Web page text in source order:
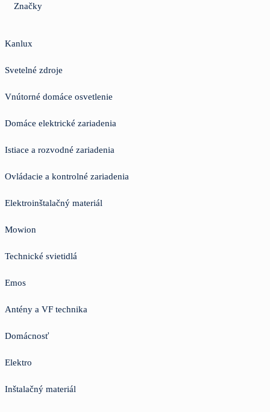
Značky
Kanlux
Svetelné zdroje
Vnútorné domáce osvetlenie
Domáce elektrické zariadenia
Istiace a rozvodné zariadenia
Ovládacie a kontrolné zariadenia
Elektroinštalačný materiál
Mowion
Technické svietidlá
Emos
Antény a VF technika
Domácnosť
Elektro
Inštalačný materiál